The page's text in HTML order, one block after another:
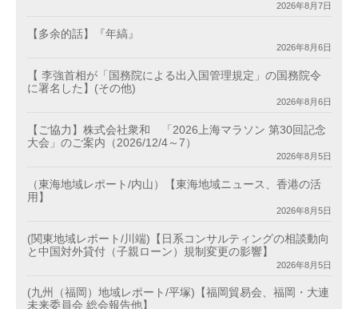
2026年8月7日
【多余的話】『年縞』
2026年8月6日
【 李強首相が「国務院による出入国管理規定」の国務院令
に署名した】(その他)
2026年8月6日
【ご協力】株式会社衆和 「2026上海マラソン 第30回記念
大会」のご案内（2026/12/4～7）
2026年8月5日
（東海地域レポート/内山）【東海地域ニュース、香港の活
用】
2026年8月5日
(関東地域レポート/川端)【日系コンサルティングの相談動向
と中国対外貸付（子親ローン）規制変更の影響】
2026年8月5日
(九州（福岡）地域レポート/平塚)【福岡貿易会、福岡・大連
未来委員会 総会報告他】